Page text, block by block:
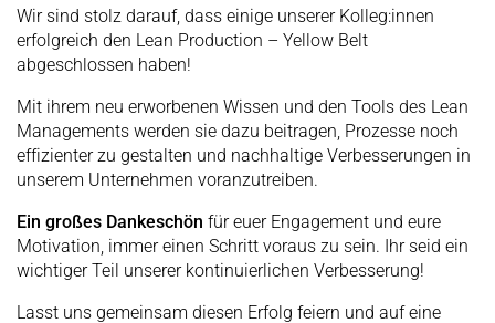
Wir sind stolz darauf, dass einige unserer Kolleg:innen
erfolgreich den Lean Production – Yellow Belt
abgeschlossen haben!
Mit ihrem neu erworbenen Wissen und den Tools des Lean
Managements werden sie dazu beitragen, Prozesse noch
effizienter zu gestalten und nachhaltige Verbesserungen in
unserem Unternehmen voranzutreiben.
Ein großes Dankeschön für euer Engagement und eure
Motivation, immer einen Schritt voraus zu sein. Ihr seid ein
wichtiger Teil unserer kontinuierlichen Verbesserung!
Lasst uns gemeinsam diesen Erfolg feiern und auf eine